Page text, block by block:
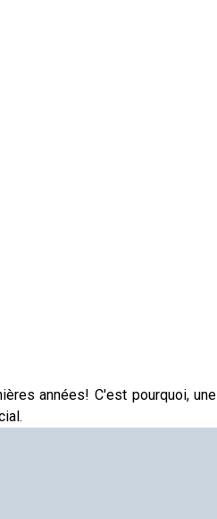
années! C'est pourquoi, une